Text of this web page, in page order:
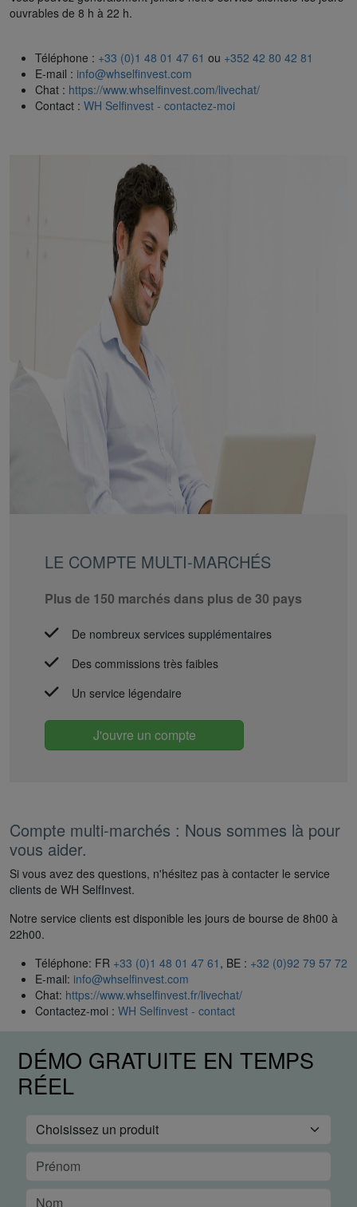
ouvrables de 8 h à 22 h.
Téléphone : +33 (0)1 48 01 47 61 ou +352 42 80 42 81
E-mail : info@whselfinvest.com
Chat : https://www.whselfinvest.com/livechat/
Contact : WH Selfinvest - contactez-moi
LE COMPTE MULTI-MARCHÉS
Plus de 150 marchés dans plus de 30 pays
De nombreux services supplémentaires
Des commissions très faibles
Un service légendaire
J'ouvre un compte
Compte multi-marchés : Nous sommes là pour
vous aider.
Si vous avez des questions, n'hésitez pas à contacter le service
clients de WH SelfInvest.
Notre service clients est disponible les jours de bourse de 8h00 à
22h00.
Téléphone: FR +33 (0)1 48 01 47 61 , BE : +32 (0)92 79 57 72
E-mail: info@whselfinvest.com
Chat: https://www.whselfinvest.fr/livechat/
Contactez-moi : WH Selfinvest - contact
DÉMO GRATUITE EN TEMPS
RÉEL